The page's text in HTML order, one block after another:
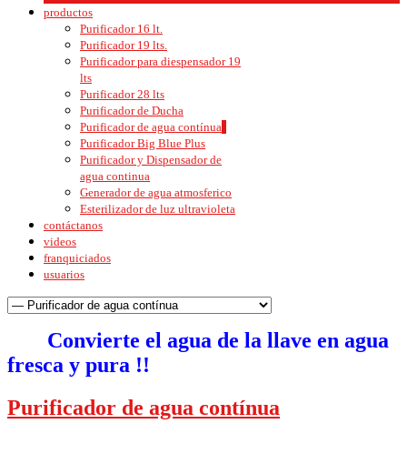
productos
Purificador 16 lt.
Purificador 19 lts.
Purificador para diespensador 19
lts
Purificador 28 lts
Purificador de Ducha
Purificador de agua contínua
Purificador Big Blue Plus
Purificador y Dispensador de
agua continua
Generador de agua atmosferico
Esterilizador de luz ultravioleta
contáctanos
videos
franquiciados
usuarios
Convierte el agua de la llave en agua
fresca y pura !!
Purificador de agua contínua